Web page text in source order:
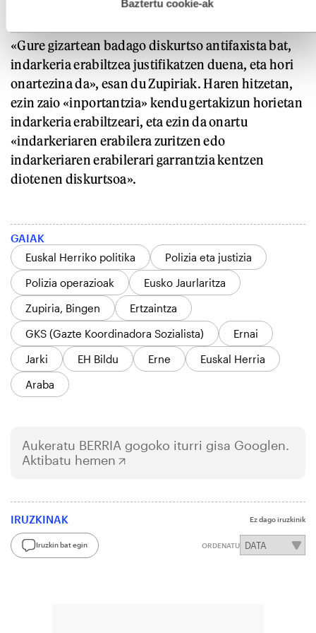
Baztertu cookie-ak
katean egindako elkarrizketa batean.
«Gure gizartean badago diskurtso antifaxista bat,
indarkeria erabiltzea justifikatzen duena, eta hori
onartezina da», esan du Zupiriak. Haren hitzetan,
ezin zaio «inportantzia» kendu gertakizun horietan
indarkeria erabiltzeari, eta ezin da onartu
«indarkeriaren erabilera zuritzen edo
indarkeriaren erabilerari garrantzia kentzen
diotenen diskurtsoa».
GAIAK
Euskal Herriko politika
Polizia eta justizia
Polizia operazioak
Eusko Jaurlaritza
Zupiria, Bingen
Ertzaintza
GKS (Gazte Koordinadora Sozialista)
Ernai
Jarki
EH Bildu Erne
Euskal Herria
Araba
Aukeratu BERRIA gogoko iturri gisa Googlen.
Aktibatu hemen
IRUZKINAK Ez dago iruzkinik
Iruzkin bat egin ORDENATU